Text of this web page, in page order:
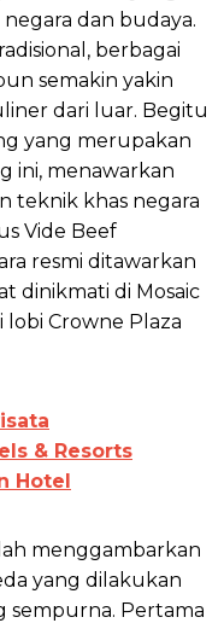
dan budaya.
berbagai
semakin yakin
dari luar. Begitu
yang merupakan
ini, menawarkan
teknik khas negara
Vide Beef
resmi ditawarkan
dinikmati di Mosaic
lobi Crowne Plaza
& Resorts
Hotel
menggambarkan
yang dilakukan
sempurna. Pertama